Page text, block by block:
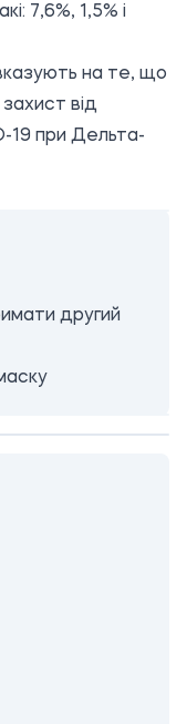
7,6%, 1,5% і
на те, що
від
19 при Дельта-
другий